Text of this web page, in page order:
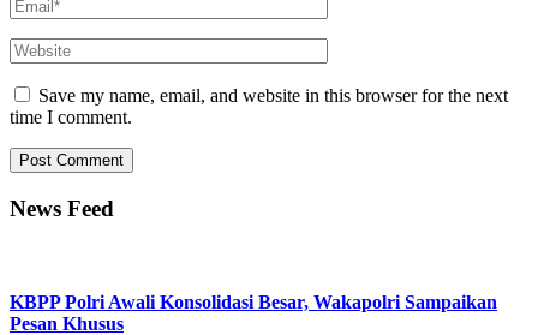
Save my name, email, and website in this browser for the next
time I comment.
News Feed
KBPP Polri Awali Konsolidasi Besar, Wakapolri Sampaikan
Pesan Khusus